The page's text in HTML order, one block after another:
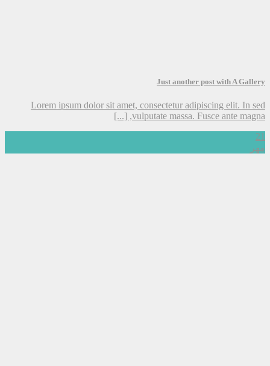
Just another post with A Gallery
Lorem ipsum dolor sit amet, consectetur adipiscing elit. In sed
vulputate massa. Fusce ante magna, [...]
21
مهر